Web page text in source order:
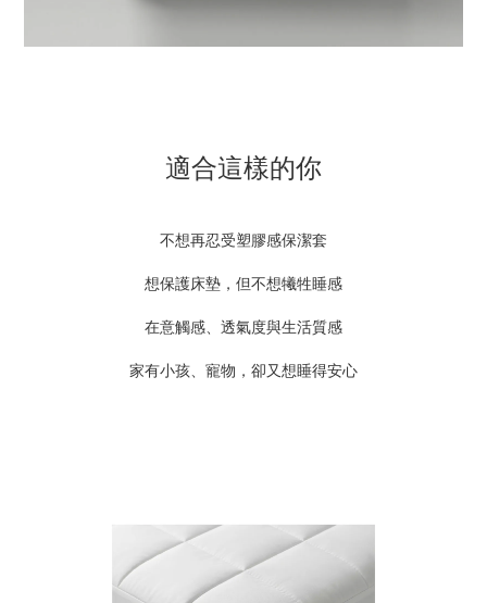
適合這樣的你
不想再忍受塑膠感保潔套
想保護床墊，但不想犧牲睡感
在意觸感、透氣度與生活質感
家有小孩、寵物，卻又想睡得安心